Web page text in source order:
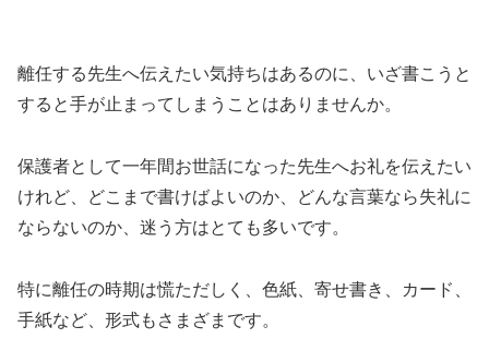
離任する先生へ伝えたい気持ちはあるのに、いざ書こうと
すると手が止まってしまうことはありませんか。
保護者として一年間お世話になった先生へお礼を伝えたい
けれど、どこまで書けばよいのか、どんな言葉なら失礼に
ならないのか、迷う方はとても多いです。
特に離任の時期は慌ただしく、色紙、寄せ書き、カード、
手紙など、形式もさまざまです。